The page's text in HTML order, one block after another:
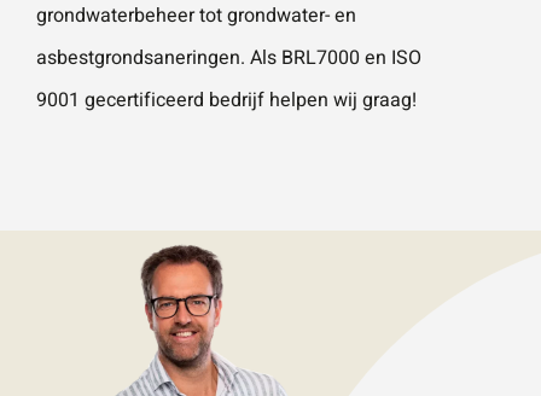
grondwaterbeheer totgrondwater-en
asbestgrondsaneringen. Als BRL7000 en ISO
9001 gecertificeerd bedrijf helpen wij graag!